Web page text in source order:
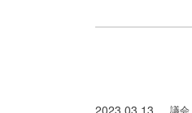
2023.03.13 議会